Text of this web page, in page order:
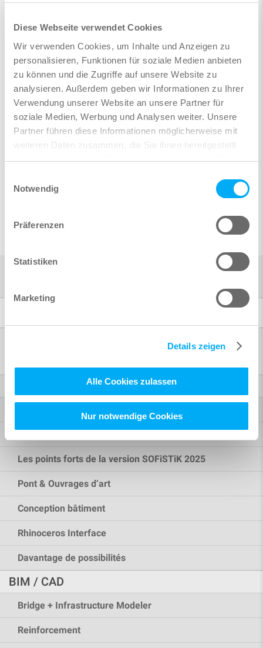
Diese Webseite verwendet Cookies
Wir verwenden Cookies, um Inhalte und Anzeigen zu
personalisieren, Funktionen für soziale Medien anbieten
zu können und die Zugriffe auf unsere Website zu
analysieren. Außerdem geben wir Informationen zu Ihrer
Verwendung unserer Website an unsere Partner für
soziale Medien, Werbung und Analysen weiter. Unsere
Partner führen diese Informationen möglicherweise mit
weiteren Daten zusammen, die Sie ihnen bereitgestellt
haben oder die sie im Rahmen Ihrer Nutzung der Dienste
Notwendig
Präferenzen
Statistiken
Marketing
Details zeigen
Alle Cookies zulassen
Nur notwendige Cookies
Ce webinaire vous est présenté par :
Leiter Customer Service /
Suivre sur LinkedIn
Les points forts de la version SOFiSTiK 2025
Pont & Ouvrages d’art
Conception bâtiment
Rhinoceros Interface
Davantage de possibilités
BIM / CAD
Bridge + Infrastructure Modeler
Reinforcement